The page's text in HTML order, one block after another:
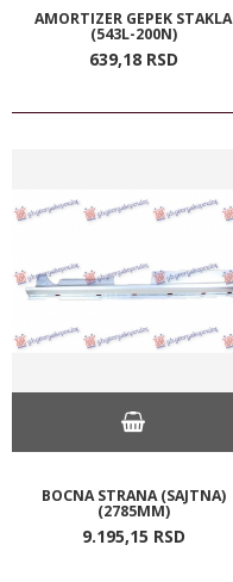
AMORTIZER GEPEK STAKLA
(543L-200N)
639,18 RSD
BOCNA STRANA (SAJTNA)
(2785MM)
9.195,15 RSD